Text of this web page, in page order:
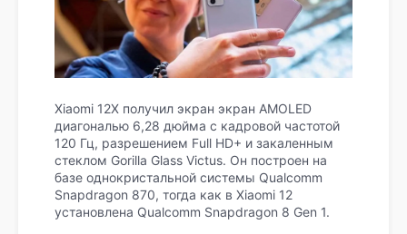
Xiaomi 12X получил экран экран AMOLED
диагональю 6,28 дюйма с кадровой частотой
120 Гц, разрешением Full HD+ и закаленным
стеклом Gorilla Glass Victus. Он построен на
базе однокристальной системы Qualcomm
Snapdragon 870, тогда как в Xiaomi 12
установлена Qualcomm Snapdragon 8 Gen 1.